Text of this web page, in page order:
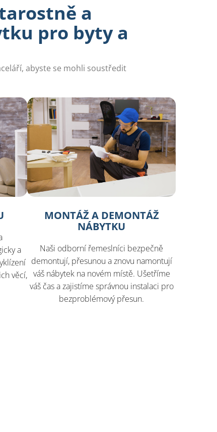
a
pro byty a
abyste se mohli soustředit
a
věcí,
MONTÁŽ A DEMONTÁŽ
NÁBYTKU
Naši odborní řemeslníci bezpečně
demontují, přesunou a znovu namontují
váš nábytek na novém místě. Ušetříme
váš čas a zajistíme správnou instalaci pro
bezproblémový přesun.